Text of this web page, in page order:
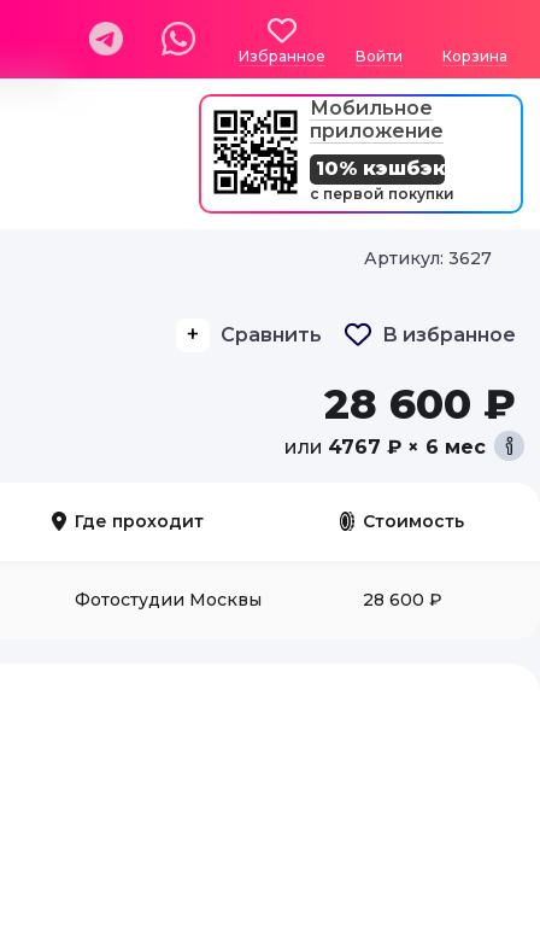
Избранное Войти Корзина
Мобильное
приложение
10% кэшбэк
с первой покупки
Артикул: 3627
Сравнить В избранное
28 600 ₽
или 4767 ₽ × 6 мес
Где проходит Стоимость
Фотостудии Москвы 28 600 ₽